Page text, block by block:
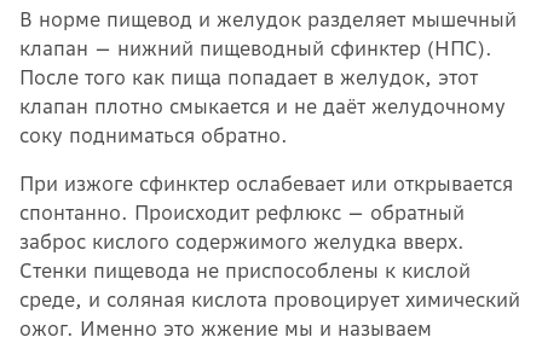
В норме пищевод и желудок разделяет мышечный
клапан — нижний пищеводный сфинктер (НПС).
После того как пища попадает в желудок, этот
клапан плотно смыкается и не даёт желудочному
соку подниматься обратно.
При изжоге сфинктер ослабевает или открывается
спонтанно. Происходит рефлюкс — обратный
заброс кислого содержимого желудка вверх.
Стенки пищевода не приспособлены к кислой
среде, и соляная кислота провоцирует химический
ожог. Именно это жжение мы и называем